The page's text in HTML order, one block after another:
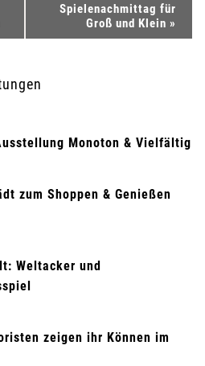
Spielenachmittag für
Groß und Klein »
Monoton & Vielfältig
zum Shoppen & Genießen
Weltacker und
zeigen ihr Können im